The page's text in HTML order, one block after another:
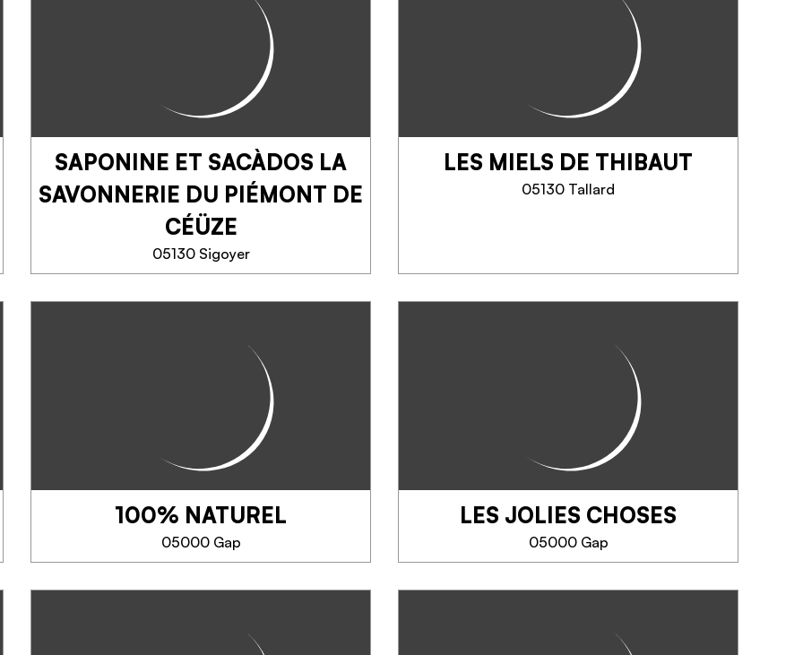
Winkel met lokale, regionale en
biologische producten. Smaken
en geuren van de Alpen tot de
Provence. Chantal adviseert je
graag over alle producten in de
winkel, geselecteerd met
respect...
TELEFOON
MEER INFORMATIE
Magasin-Atelier. Huiles d'olive
Douces, herbacées, fruitées,
amères, ardentes... De la
Provence à la Grèce en passant
par l'Espagne et l'Italie, un
voyage...
TELEFOON
SAPONINE ET SACÀDOS LA
SAVONNERIE DU PIÉMONT DE
CÉÜZE
05130 Sigoyer
LA SAVONNERIE DU
PIÉMONT DE CÉÜZE
Une savonnerie artisanale en
sélectionne avec le plus grand
soin des matières premières,
biologique, équitable, naturelles
ou sauvages....
TELEFOON
LES MIELS DE THIBAUT
05130 Tallard
Passionné par les abeilles, je
produis, récolte et mets en pot.
Commandes par téléphone, mail
-Vente en commerces, aux
offices de tourisme de Tallard et
Gap. Pots de...
TELEFOON
100% NATUREL
05000 Gap
LES JOLIES CHOSES
05000 Gap